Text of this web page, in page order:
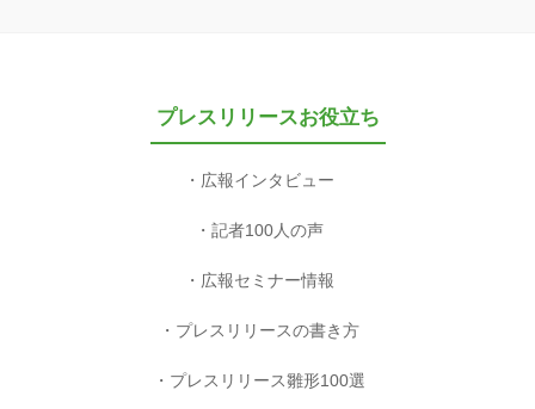
プレスリリースお役立ち
広報インタビュー
記者100人の声
広報セミナー情報
プレスリリースの書き方
プレスリリース雛形100選